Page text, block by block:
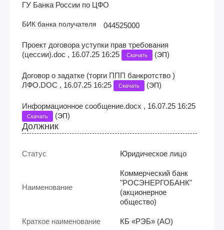
ГУ Банка России по ЦФО
БИК банка получателя 044525000
Проект договора уступки прав требования
(цессии).doc , 16.07.25 16:25
Скачать (ЭП)
Договор о задатке (торги ППП банкротство )
ЛФО.DOC , 16.07.25 16:25
Скачать (ЭП)
Информационное сообщение.docx , 16.07.25 16:25
Скачать (ЭП)
Должник
Статус Юридическое лицо
Наименование
Коммерческий банк
"РОСЭНЕРГОБАНК"
(акционерное
общество)
Краткое наименование КБ «РЭБ» (АО)